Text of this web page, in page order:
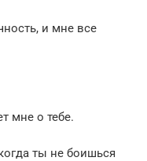
и мне все
мне о тебе.
ты не боишься